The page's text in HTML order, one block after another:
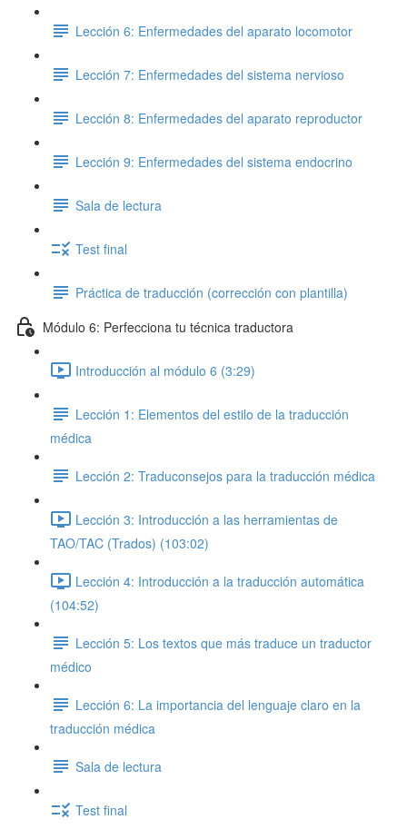
Lección 6: Enfermedades del aparato locomotor
Lección 7: Enfermedades del sistema nervioso
Lección 8: Enfermedades del aparato reproductor
Lección 9: Enfermedades del sistema endocrino
Sala de lectura
Test final
Práctica de traducción (corrección con plantilla)
Módulo 6: Perfecciona tu técnica traductora
Introducción al módulo 6 (3:29)
Lección 1: Elementos del estilo de la traducción
médica
Lección 2: Traduconsejos para la traducción médica
Lección 3: Introducción a las herramientas de
TAO/TAC (Trados) (103:02)
Lección 4: Introducción a la traducción automática
(104:52)
Lección 5: Los textos que más traduce un traductor
médico
Lección 6: La importancia del lenguaje claro en la
traducción médica
Sala de lectura
Test final